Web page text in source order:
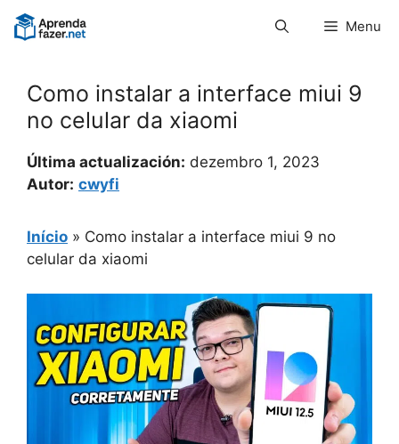
Pular
para
Menu
Como instalar a interface miui 9
no celular da xiaomi
Última actualización: dezembro 1, 2023
Autor: cwyfi
Início » Como instalar a interface miui 9 no
celular da xiaomi